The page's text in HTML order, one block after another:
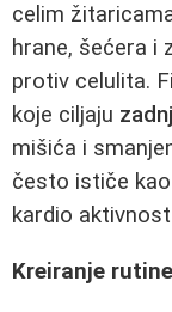
celim
hrane, šećera i
protiv celulita.
koje ciljaju
mišića i
često ističe
kardio
Kreiranje